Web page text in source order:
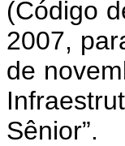
(Código
2007,
de
Sênior”.